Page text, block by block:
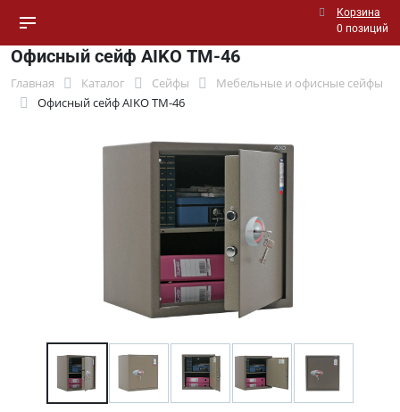
Корзина
0 позиций
Офисный сейф AIKO ТМ-46
Главная Каталог Сейфы
Мебельные и офисные сейфы
Офисный сейф AIKO ТМ-46